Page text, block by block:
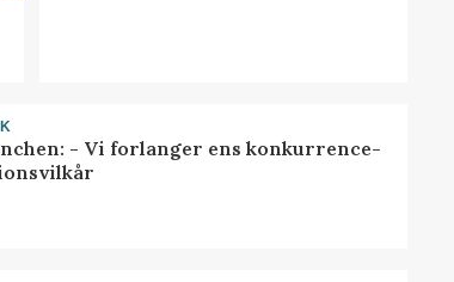
- Vi forlanger ens konkurrence-